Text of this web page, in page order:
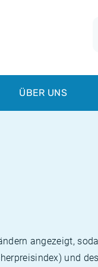
ÜBER UNS
angezeigt,
und